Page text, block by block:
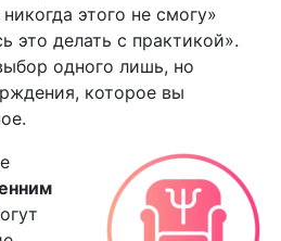
этого не смогу»
это делать с практикой».
одного лишь, но
которое вы